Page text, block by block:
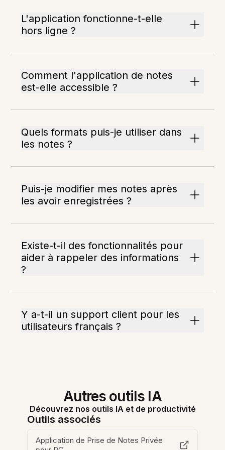
L'application fonctionne-t-elle
hors ligne ?
Comment l'application de notes
est-elle accessible ?
Quels formats puis-je utiliser dans
les notes ?
Puis-je modifier mes notes après
les avoir enregistrées ?
Existe-t-il des fonctionnalités pour
aider à rappeler des informations
?
Y a-t-il un support client pour les
utilisateurs français ?
Autres outils IA
Découvrez nos outils IA et de productivité
Outils associés
Application de Prise de Notes Privée